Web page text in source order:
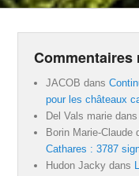
Commentaires
JACOB dans
pour les châteaux
Del Vals marie dans
Borin Marie-Claude
Cathares : 3787
Hudon Jacky dans